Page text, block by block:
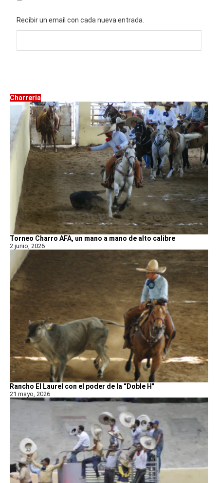
Recibir un email con cada nueva entrada.
Charrería
Torneo Charro AFA, un mano a mano de alto calibre
2 junio, 2026
Rancho El Laurel con el poder de la “Doble H”
21 mayo, 2026